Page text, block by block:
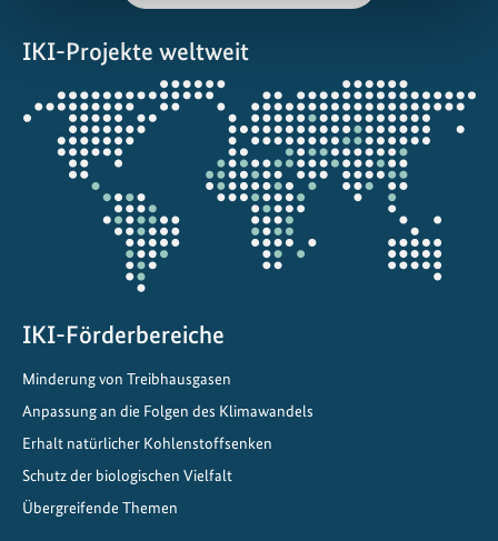
IKI-Projekte weltweit
Öffnet
die
Projektkarte
IKI-Förderbereiche
Minderung von Treibhausgasen
Anpassung an die Folgen des Klimawandels
Erhalt natürlicher Kohlenstoffsenken
Schutz der biologischen Vielfalt
Übergreifende Themen